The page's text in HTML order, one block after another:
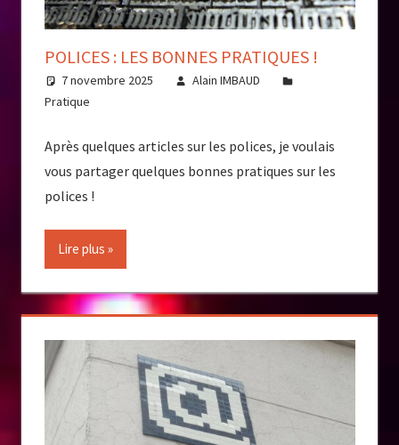
POLICES : LES BONNES PRATIQUES !
7 novembre 2025
Alain IMBAUD
Pratique
Après quelques articles sur les polices, je voulais
vous partager quelques bonnes pratiques sur les
polices !
Lire plus